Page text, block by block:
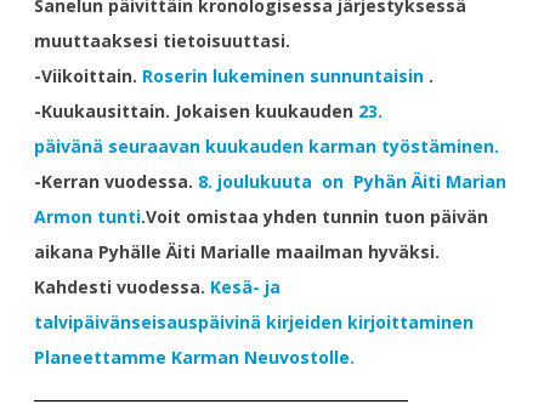
Sanelun päivittäin kronologisessa järjestyksessä
muuttaaksesi tietoisuuttasi.
-Viikoittain. Roserin lukeminen sunnuntaisin .
-Kuukausittain. Jokaisen kuukauden 23.
päivänä seuraavan kuukauden karman työstäminen.
-Kerran vuodessa. 8. joulukuuta on Pyhän Äiti Marian
Armon tunti.Voit omistaa yhden tunnin tuon päivän
aikana Pyhälle Äiti Marialle maailman hyväksi.
Kahdesti vuodessa. Kesä- ja
talvipäivänseisauspäivinä kirjeiden kirjoittaminen
Planeettamme Karman Neuvostolle.